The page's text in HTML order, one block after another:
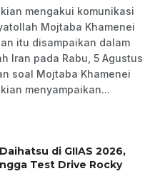
mengakui komunikasi
Mojtaba Khamenei
itu disampaikan dalam
Iran pada Rabu, 5 Agustus
soal Mojtaba Khamenei
menyampaikan...
di GIIAS 2026,
Test Drive Rocky